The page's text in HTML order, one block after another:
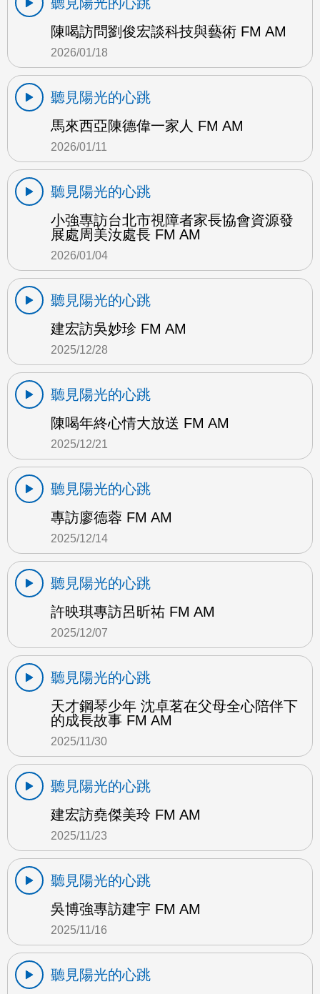
陳喝訪問劉俊宏談科技與藝術 FM AM
2026/01/18
聽見陽光的心跳
馬來西亞陳德偉一家人 FM AM
2026/01/11
聽見陽光的心跳
小強專訪台北市視障者家長協會資源發
展處周美汝處長 FM AM
2026/01/04
聽見陽光的心跳
建宏訪吳妙珍 FM AM
2025/12/28
聽見陽光的心跳
陳喝年終心情大放送 FM AM
2025/12/21
聽見陽光的心跳
專訪廖德蓉 FM AM
2025/12/14
聽見陽光的心跳
許映琪專訪呂昕祐 FM AM
2025/12/07
聽見陽光的心跳
天才鋼琴少年 沈卓茗在父母全心陪伴下
的成長故事 FM AM
2025/11/30
聽見陽光的心跳
建宏訪堯傑美玲 FM AM
2025/11/23
聽見陽光的心跳
吳博強專訪建宇 FM AM
2025/11/16
聽見陽光的心跳